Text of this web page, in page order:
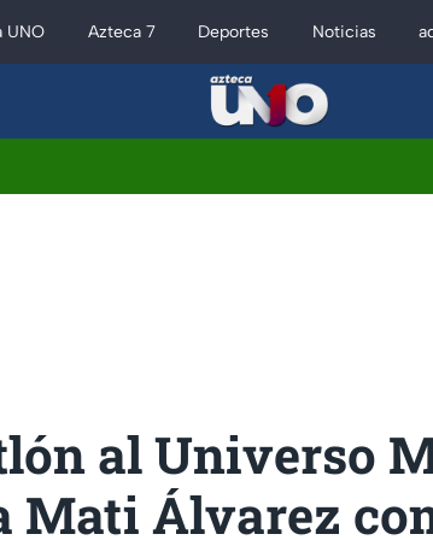
UNO Azteca 7 Deportes Noticias
al Universo
Mati Álvarez